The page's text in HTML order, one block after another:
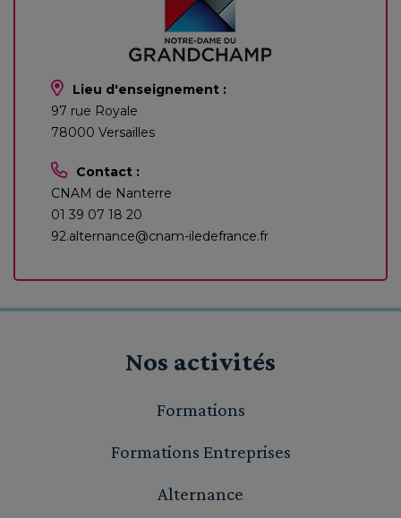
Lieu d'enseignement :
97 rue Royale
78000 Versailles
Contact :
CNAM de Nanterre
01 39 07 18 20
92.alternance@cnam-iledefrance.fr
Nos activités
Formations
Formations Entreprises
Alternance